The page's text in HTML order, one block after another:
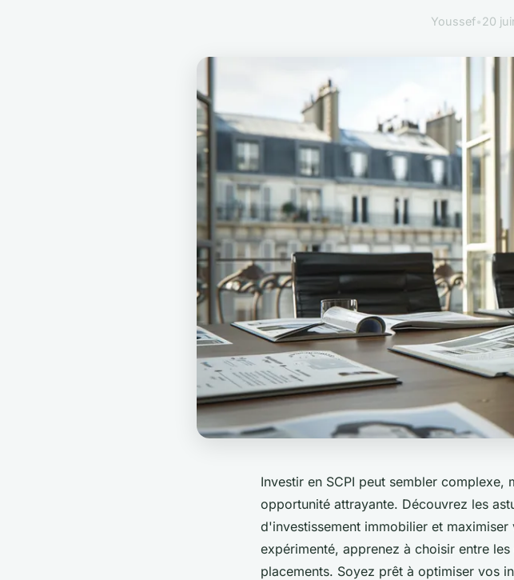
Youssef•20
Investir en SCPI peut sembler
opportunité attrayante. Découvrez les
d'investissement immobilier et
expérimenté, apprenez à choisir entre
placements. Soyez prêt à optimiser vos